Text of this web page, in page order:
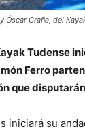
Óscar Graña, del
Tudense
Ferro
que disputarán
iniciará su